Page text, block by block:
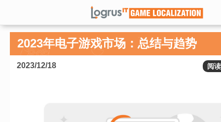
2023年电子游戏市场：总结与趋势
2023/12/18 阅